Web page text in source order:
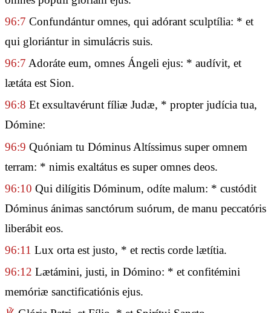
96:7 Confundántur omnes, qui adórant sculptília: * et
qui gloriántur in simulácris suis.
96:7 Adoráte eum, omnes Ángeli ejus: * audívit, et
lætáta est Sion.
96:8 Et exsultavérunt fíliæ Judæ, * propter judícia tua,
Dómine:
96:9 Quóniam tu Dóminus Altíssimus super omnem
terram: * nimis exaltátus es super omnes deos.
96:10 Qui dilígitis Dóminum, odíte malum: * custódit
Dóminus ánimas sanctórum suórum, de manu peccatóris
liberábit eos.
96:11 Lux orta est justo, * et rectis corde lætítia.
96:12 Lætámini, justi, in Dómino: * et confitémini
memóriæ sanctificatiónis ejus.